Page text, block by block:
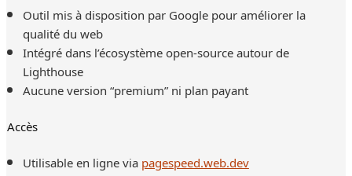
Outil mis à disposition par Google pour améliorer la
qualité du web
Intégré dans l’écosystème open-source autour de
Lighthouse
Aucune version “premium” ni plan payant
Accès
Utilisable en ligne viapagespeed.web.dev